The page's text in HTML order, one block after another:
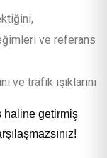
ve referans
ve trafik ışıklarını
haline getirmiş